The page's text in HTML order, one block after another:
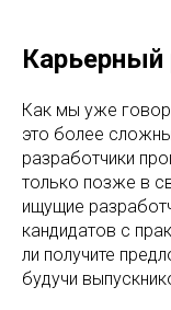
Карьерный
Как мы уже
это более
разработчики
только позже в
ищущие
кандидатов с
ли получите
будучи